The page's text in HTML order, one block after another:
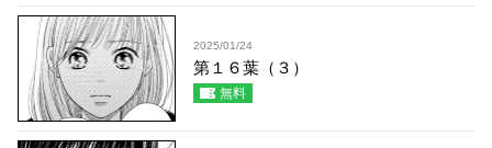
2025/01/24
第１６葉（３）
無料